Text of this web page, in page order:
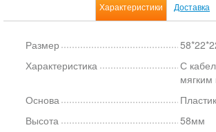
Характеристики Доставка
Размер
Характеристика
С
мягким
Основа
Высота
58мм